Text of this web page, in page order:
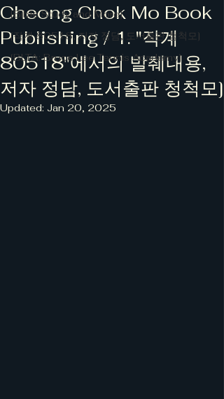
[Bible Study and More]
[작계 80518, 저자 정담, 도서출판 청척모]
[BLTA: Bruce Lee Tennis Academy]
Cheong Chok Mo Book
Publishing / 1. "작계
80518"에서의 발췌내용,
저자 정담, 도서출판 청척모]
Updated: Jan 20, 2025